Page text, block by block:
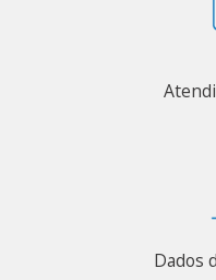
Dados